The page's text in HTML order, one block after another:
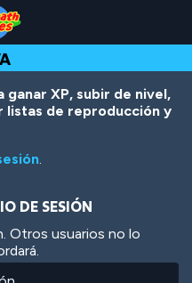
ganar XP, subir de nivel,
listas de reproducción y
.
DE SESIÓN
Otros usuarios no lo